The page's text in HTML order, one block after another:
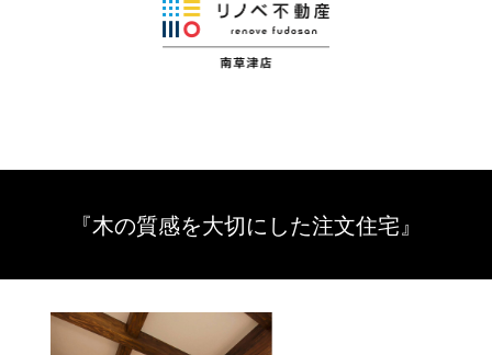
『木の質感を大切にした注文住宅』